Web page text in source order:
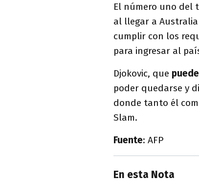
El número uno del
al llegar a
cumplir con los
para ingresar al
Djokovic, que
poder quedarse y
donde tanto él
Slam.
Fuente: AFP
En esta Nota